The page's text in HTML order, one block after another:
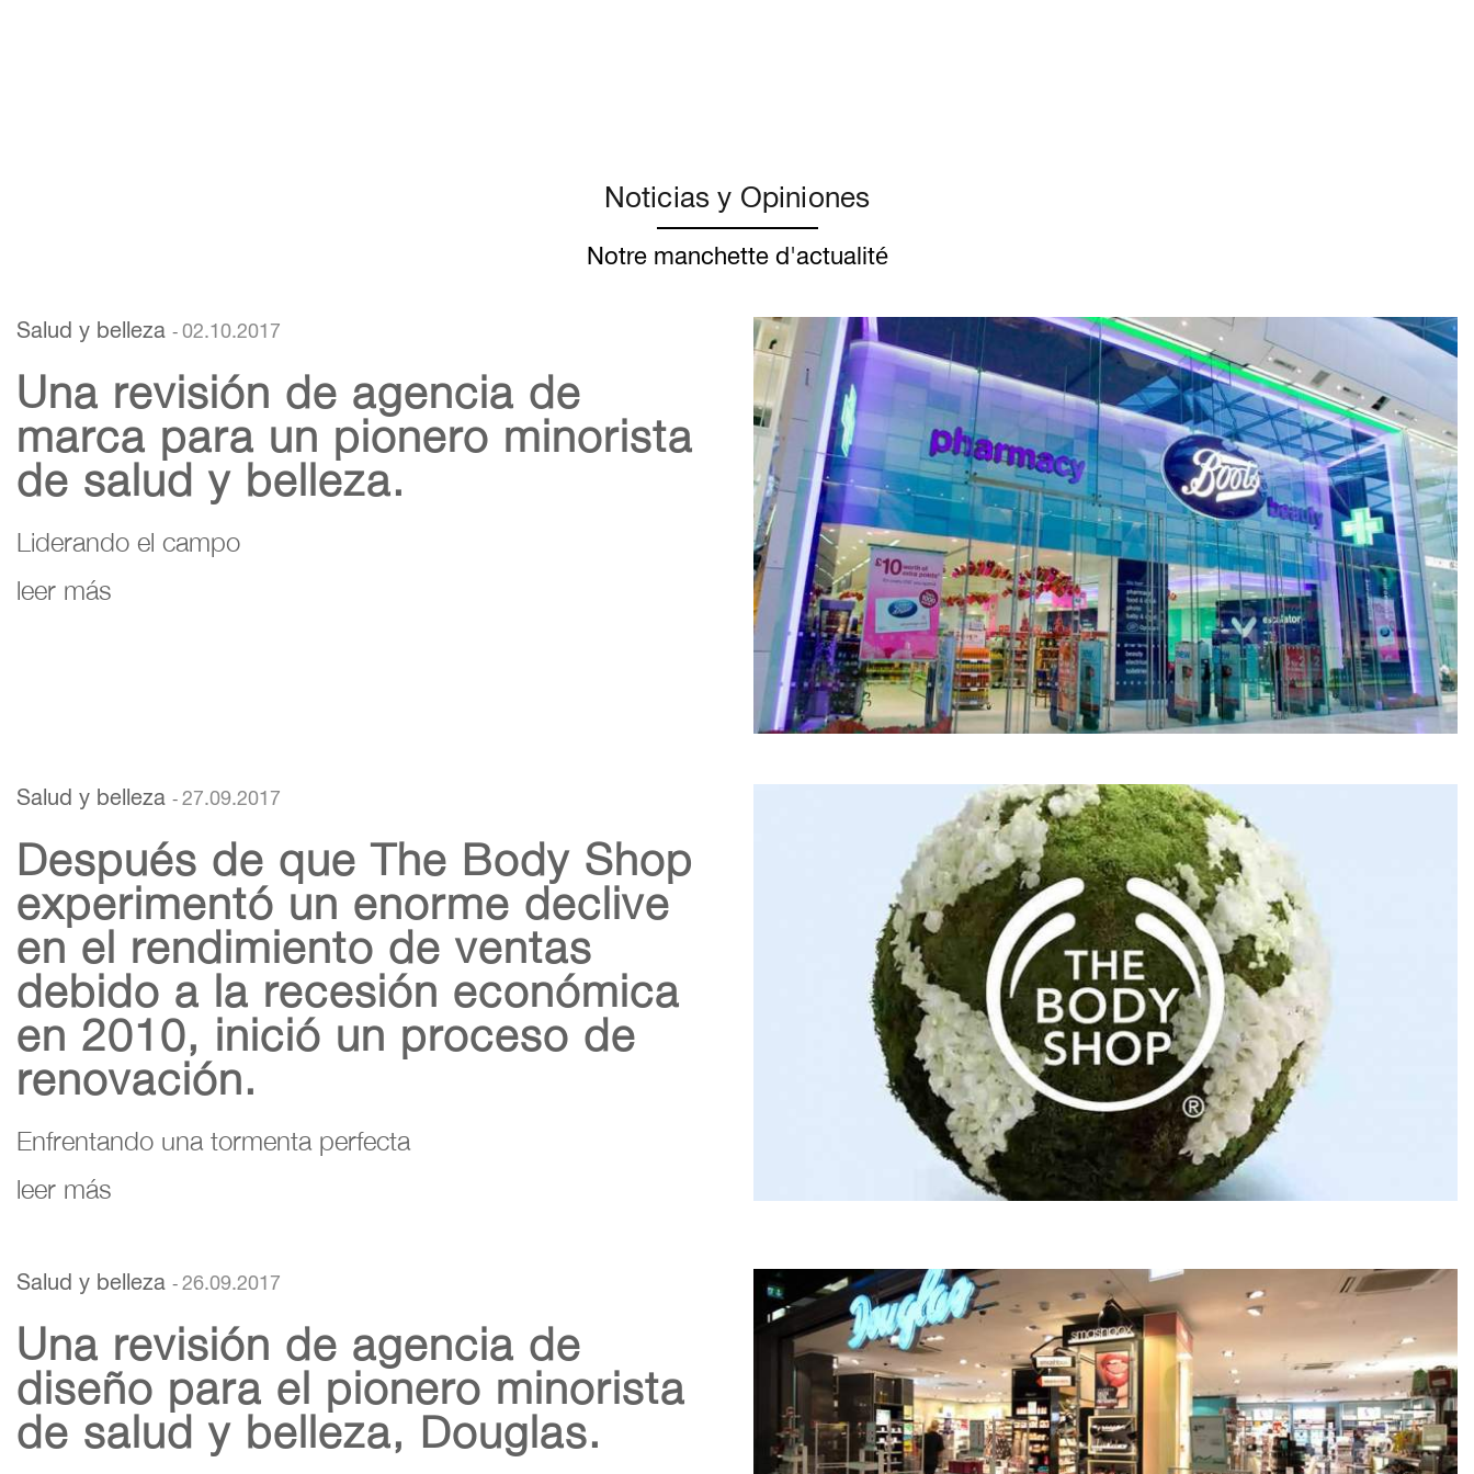
Noticias y Opiniones
Notre manchette d'actualité
Salud y belleza - 02.10.2017
Una revisión de agencia de
marca para un pionero minorista
de salud y belleza.
Liderando el campo
leer más
Salud y belleza - 27.09.2017
Después de que The Body Shop
experimentó un enorme declive
en el rendimiento de ventas
debido a la recesión económica
en 2010, inició un proceso de
renovación.
Enfrentando una tormenta perfecta
leer más
Salud y belleza - 26.09.2017
Una revisión de agencia de
diseño para el pionero minorista
de salud y belleza, Douglas.